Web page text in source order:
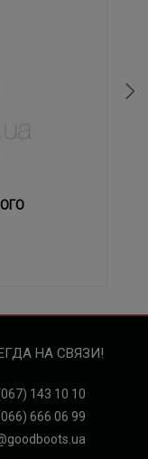
НА СВЯЗИ!
143 10 10
666 06 99